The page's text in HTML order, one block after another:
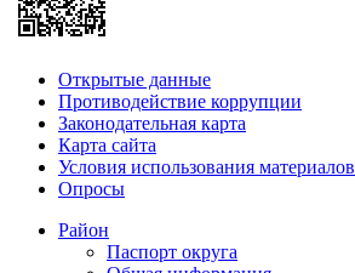
Открытые данные
Противодействие коррупции
Законодательная карта
Карта сайта
Условия использования материалов
Опросы
Район
Паспорт округа